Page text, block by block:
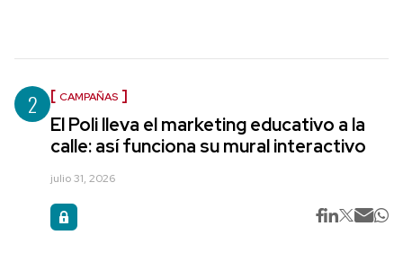
2 CAMPAÑAS
El Poli lleva el marketing educativo a la
calle: así funciona su mural interactivo
julio 31, 2026